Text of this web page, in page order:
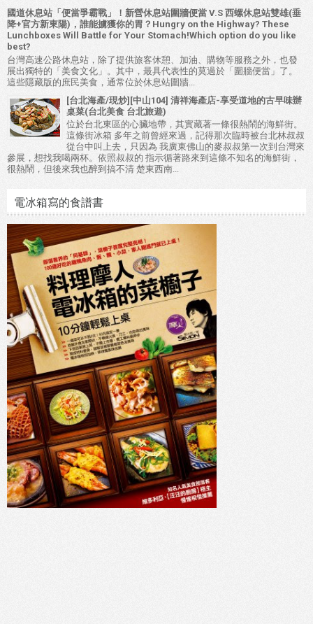
國道休息站「便當爭霸戰」！新營休息站圍牆便當 V.S 西螺休息站雙雄(垂
降+官方新東陽)，誰能擄獲你的胃？Hungry on the Highway? These
Lunchboxes Will Battle for Your Stomach!Which option do you like
best?
台灣高速公路休息站，除了提供旅客休憩、加油、購物等服務之外，也發
展出獨特的「美食文化」。其中，最具代表性的莫過於「圍牆便當」了。
這些隱藏版的庶民美食，通常位於休息站圍牆...
[台北海產/現炒][中山104] 清祥海產店-享受道地的古早味辦
桌菜(台北美食 台北旅遊)
位於台北東區的心臟地帶，其實藏著一條很熱鬧的海鮮街。
這條街冰箱 多年之前曾經來過，記得那次臨時被台北林叔叔
從台中叫上去，只因為 我廣東佛山的麥叔叔第一次到台灣來
參展，想找我喝兩杯。依照叔叔的 指示循著路來到這條不知名的海鮮街，
很熱鬧，但後來我也醉到搞不清 楚東西南...
電冰箱寫的食譜書